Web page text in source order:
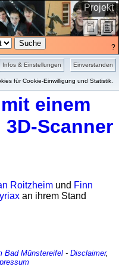
Einverstanden
Infos & Einstellungen
für Cookie-Einwilligung und Statistik.
Projekt
?
2015
einem
Scanner
Roitzheim und Finn
an ihrem Stand
Bad Münstereifel- Disclaimer,